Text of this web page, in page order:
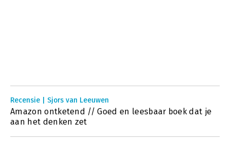
Recensie | Sjors van Leeuwen
Amazon ontketend // Goed en leesbaar boek dat je
aan het denken zet